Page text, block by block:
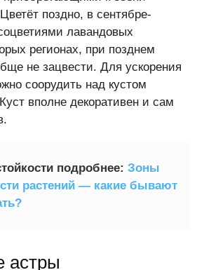
поздно, в сентябре-
лавандовых
регионах, при позднем
не зацвести. Для ускорения
соорудить над кустом
вполне декоративен и сам
подробнее: Зоны
растений — какие бывают
астры